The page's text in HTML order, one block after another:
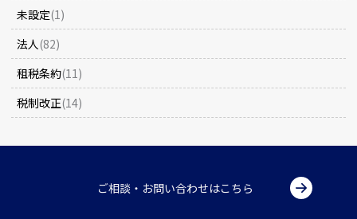
未設定(1)
法人(82)
租税条約(11)
税制改正(14)
ご相談・お問い合わせはこちら